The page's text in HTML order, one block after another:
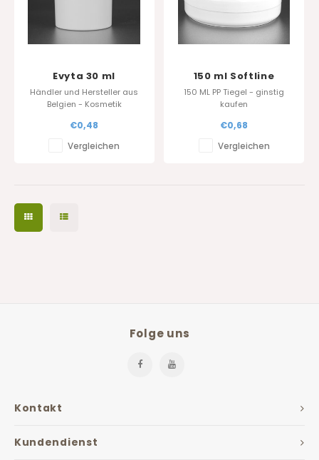
Evyta 30 ml
Händler und Hersteller aus
Belgien - Kosmetik
€0,48
Vergleichen
150 ml Softline
durchmesser 100 mm
150 ML PP Tiegel - ginstig
kaufen
€0,68
Vergleichen
Kontakt
Folge uns
Kundendienst